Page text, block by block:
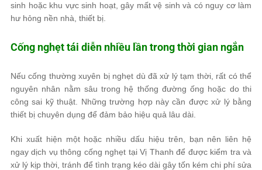
sinh hoặc khu vực sinh hoạt, gây mất vệ sinh và có nguy cơ làm
hư hỏng nền nhà, thiết bị.
Cống nghẹt tái diễn nhiều lần trong thời gian ngắn
Nếu cống thường xuyên bị nghẹt dù đã xử lý tạm thời, rất có thể
nguyên nhân nằm sâu trong hệ thống đường ống hoặc do thi
công sai kỹ thuật. Những trường hợp này cần được xử lý bằng
thiết bị chuyên dụng để đảm bảo hiệu quả lâu dài.
Khi xuất hiện một hoặc nhiều dấu hiệu trên, bạn nên liên hệ
ngay dịch vụ thông cống nghẹt tại Vị Thanh để được kiểm tra và
xử lý kịp thời, tránh để tình trạng kéo dài gây tốn kém chi phí sửa